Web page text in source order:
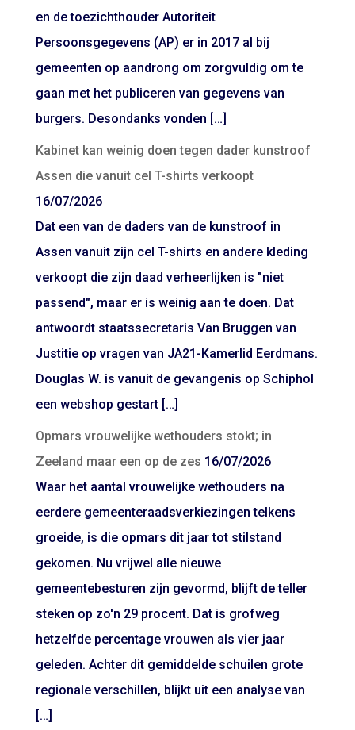
en de toezichthouder Autoriteit
Persoonsgegevens (AP) er in 2017 al bij
gemeenten op aandrong om zorgvuldig om te
gaan met het publiceren van gegevens van
burgers. Desondanks vonden […]
Kabinet kan weinig doen tegen dader kunstroof
Assen die vanuit cel T-shirts verkoopt
16/07/2026
Dat een van de daders van de kunstroof in
Assen vanuit zijn cel T-shirts en andere kleding
verkoopt die zijn daad verheerlijken is "niet
passend", maar er is weinig aan te doen. Dat
antwoordt staatssecretaris Van Bruggen van
Justitie op vragen van JA21-Kamerlid Eerdmans.
Douglas W. is vanuit de gevangenis op Schiphol
een webshop gestart […]
Opmars vrouwelijke wethouders stokt; in
Zeeland maar een op de zes 16/07/2026
Waar het aantal vrouwelijke wethouders na
eerdere gemeenteraadsverkiezingen telkens
groeide, is die opmars dit jaar tot stilstand
gekomen. Nu vrijwel alle nieuwe
gemeentebesturen zijn gevormd, blijft de teller
steken op zo'n 29 procent. Dat is grofweg
hetzelfde percentage vrouwen als vier jaar
geleden. Achter dit gemiddelde schuilen grote
regionale verschillen, blijkt uit een analyse van
[…]